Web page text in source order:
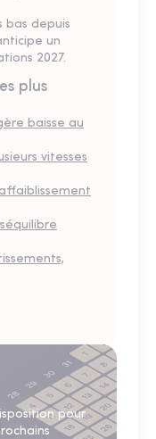
bas depuis
un
2027.
plus
baisse au
vitesses
pour